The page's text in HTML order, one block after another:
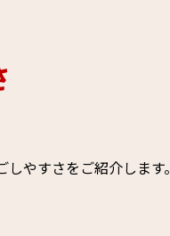
やすさをご紹介します。